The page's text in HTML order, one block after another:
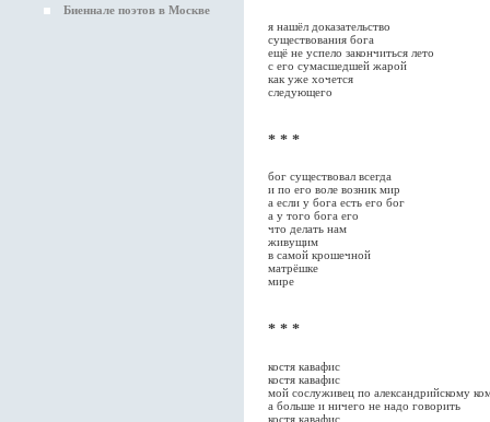
Биеннале поэтов в Москве
я нашёл доказательство
существования бога
ещё не успело закончиться лето
с его сумасшедшей жарой
как уже хочется
следующего
* * *
бог существовал всегда
и по его воле возник мир
а если у бога есть его бог
а у того бога его
что делать нам
живущим
в самой крошечной
матрёшке
мире
* * *
костя кавафис
костя кавафис
мой сослуживец по александрийскому
а больше и ничего не надо говорить
костя кавафис